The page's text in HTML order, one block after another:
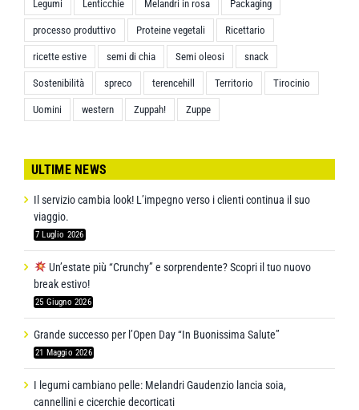
Legumi Lenticchie Melandri in rosa Packaging
processo produttivo Proteine vegetali Ricettario
ricette estive semi di chia Semi oleosi snack
Sostenibilità spreco terencehill Territorio Tirocinio
Uomini western Zuppah! Zuppe
ULTIME NEWS
Il servizio cambia look! L’impegno verso i clienti continua il suo
viaggio.
7 Luglio 2026
Un’estate più “Crunchy” e sorprendente? Scopri il tuo nuovo
break estivo!
25 Giugno 2026
Grande successo per l’Open Day “In Buonissima Salute”
21 Maggio 2026
I legumi cambiano pelle: Melandri Gaudenzio lancia soia,
cannellini e cicerchie decorticati